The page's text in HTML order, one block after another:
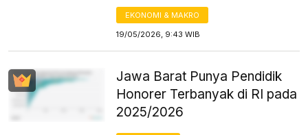
EKONOMI & MAKRO
19/05/2026, 9:43 WIB
Jawa Barat Punya Pendidik
Honorer Terbanyak di RI pada
2025/2026